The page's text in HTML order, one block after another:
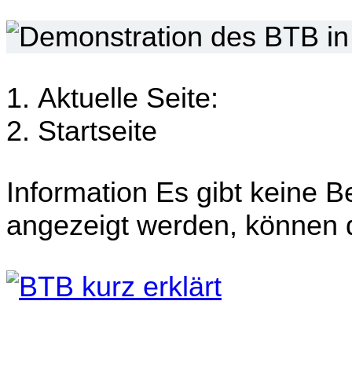
Aktuelle Seite:
Startseite
Information Es gibt keine
angezeigt werden, können